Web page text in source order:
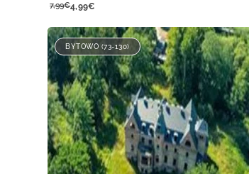
7,99€4,99€
BYTOWO (73-130)